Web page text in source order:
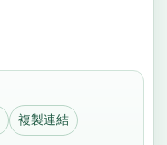
複製連結